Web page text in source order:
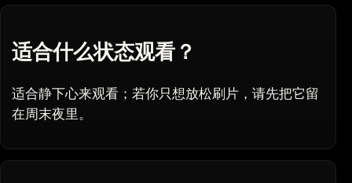
适合什么状态观看？
适合静下心来观看；若你只想放松刷片，请先把它留
在周末夜里。